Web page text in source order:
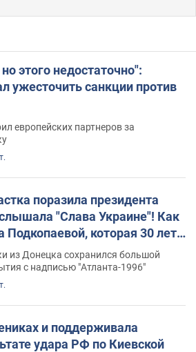
этого недостаточно":
ужесточить санкции против
европейских партнеров за
поразила президента
"Слава Украине"! Как
Подкопаевой, которая 30 лет
Олимпиады
из Донецка сохранился большой
с надписью "Атланта-1996"
и поддерживала
удара РФ по Киевской